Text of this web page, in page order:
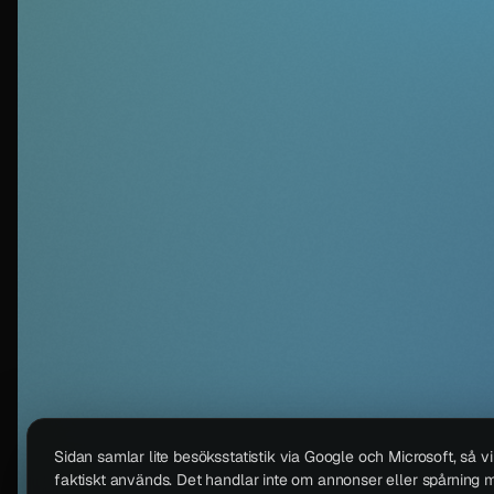
Sidan samlar lite besöksstatistik via Google och Microsoft, så
faktiskt används. Det handlar inte om annonser eller spårning